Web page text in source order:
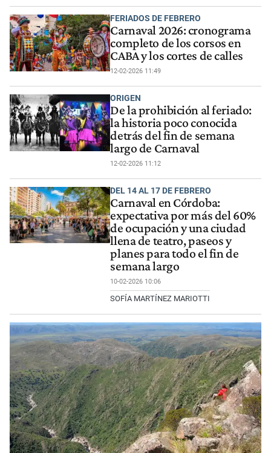
FERIADOS DE FEBRERO
Carnaval 2026: cronograma
completo de los corsos en
CABA y los cortes de calles
12-02-2026 11:49
ORIGEN
De la prohibición al feriado:
la historia poco conocida
detrás del fin de semana
largo de Carnaval
12-02-2026 11:12
DEL 14 AL 17 DE FEBRERO
Carnaval en Córdoba:
expectativa por más del 60%
de ocupación y una ciudad
llena de teatro, paseos y
planes para todo el fin de
semana largo
10-02-2026 10:06
SOFÍA MARTÍNEZ MARIOTTI